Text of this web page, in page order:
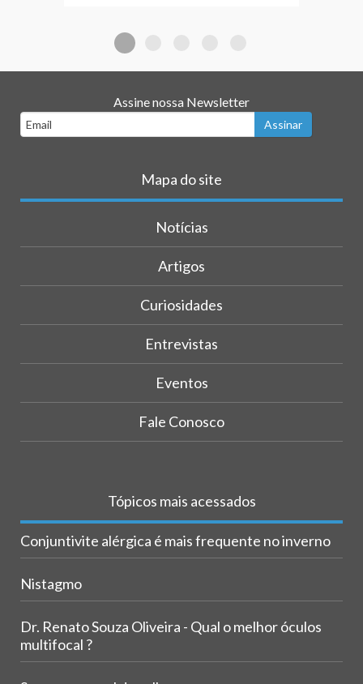
Assine nossa Newsletter
Mapa do site
Notícias
Artigos
Curiosidades
Entrevistas
Eventos
Fale Conosco
Tópicos mais acessados
Conjuntivite alérgica é mais frequente no inverno
Nistagmo
Dr. Renato Souza Oliveira - Qual o melhor óculos
multifocal ?